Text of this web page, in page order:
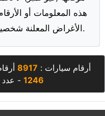
هذه المعلومات أو
الأغراض المعلنة شخصيا والقيام بالفحص قبل الشراء.
أرقام سيارات : 8917
1246 - عدد